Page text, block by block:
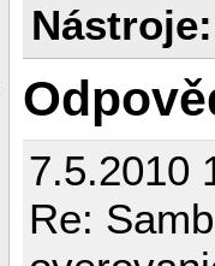
Nástroje:
7.5.2010
Re: